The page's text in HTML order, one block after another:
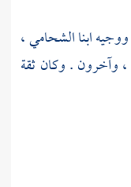
ووجيهابناالشحامي،
، وآخرون . وكان ثقة